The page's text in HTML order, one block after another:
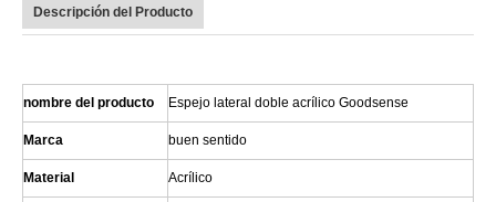
Descripción del Producto
nombre del producto Espejo lateral doble acrílico Goodsense
Marca buen sentido
Material Acrílico